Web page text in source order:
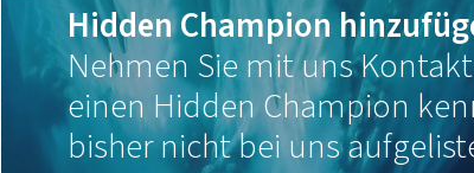
Hidden Champion
Nehmen Sie mit uns
einen Hidden Champion
bisher nicht bei uns